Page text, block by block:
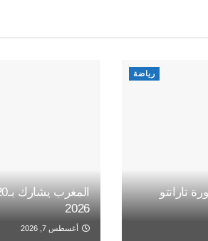
رياضة
في دورة تارانتو
2026
أغسطس 7, 2026